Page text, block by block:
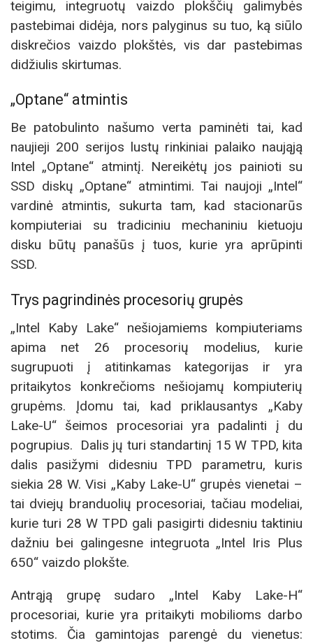
teigimu, integruotų vaizdo plokščių galimybės
pastebimai didėja, nors palyginus su tuo, ką siūlo
diskrečios vaizdo plokštės, vis dar pastebimas
didžiulis skirtumas.
„Optane“ atmintis
Be patobulinto našumo verta paminėti tai, kad
naujieji 200 serijos lustų rinkiniai palaiko naująją
Intel „Optane“ atmintį. Nereikėtų jos painioti su
SSD diskų „Optane“ atmintimi. Tai naujoji „Intel“
vardinė atmintis, sukurta tam, kad stacionarūs
kompiuteriai su tradiciniu mechaniniu kietuoju
disku būtų panašūs į tuos, kurie yra aprūpinti
SSD.
Trys pagrindinės procesorių grupės
„Intel Kaby Lake“ nešiojamiems kompiuteriams
apima net 26 procesorių modelius, kurie
sugrupuoti į atitinkamas kategorijas ir yra
pritaikytos konkrečioms nešiojamų kompiuterių
grupėms. Įdomu tai, kad priklausantys „Kaby
Lake-U“ šeimos procesoriai yra padalinti į du
pogrupius. Dalis jų turi standartinį 15 W TPD, kita
dalis pasižymi didesniu TPD parametru, kuris
siekia 28 W. Visi „Kaby Lake-U“ grupės vienetai –
tai dviejų branduolių procesoriai, tačiau modeliai,
kurie turi 28 W TPD gali pasigirti didesniu taktiniu
dažniu bei galingesne integruota „Intel Iris Plus
650“ vaizdo plokšte.
Antrąją grupę sudaro „Intel Kaby Lake-H“
procesoriai, kurie yra pritaikyti mobilioms darbo
stotims. Čia gamintojas parengė du vienetus: